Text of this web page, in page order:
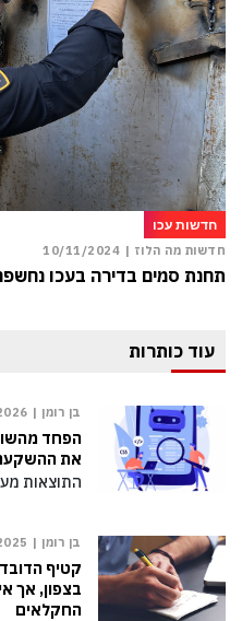
חדשות עכו
חדשות מה הלוז | 10/11/2024
תחנת סמים בדירה בעכו
עוד כותרות
בן רומן |
הפחד
את
התוצאות
בן רומן |
קטיף
בצפון, אך
החקלאים